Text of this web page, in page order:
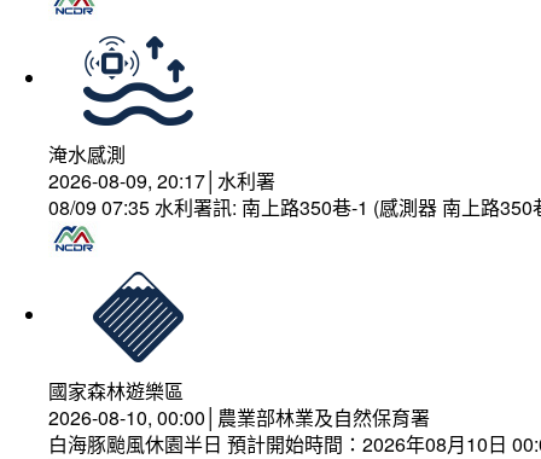
淹水感測
2026-08-09, 20:17│水利署
08/09 07:35 水利署訊: 南上路350巷-1 (感測器 南上路
國家森林遊樂區
2026-08-10, 00:00│農業部林業及自然保育署
白海豚颱風休園半日 預計開始時間：2026年08月10日